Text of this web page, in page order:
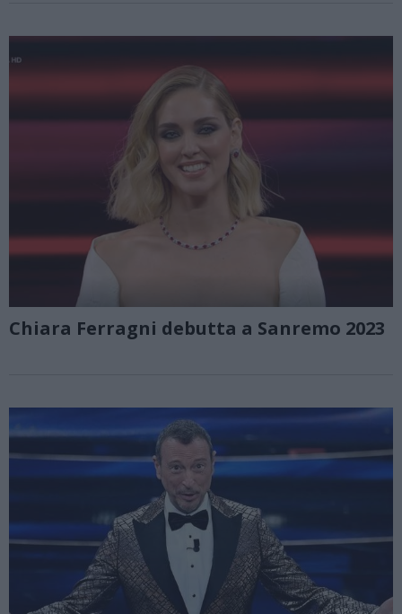
Chiara Ferragni debutta a Sanremo 2023